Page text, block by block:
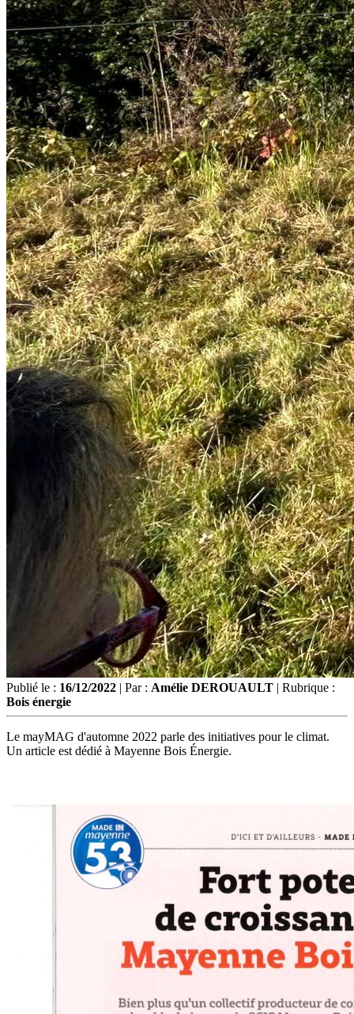
Publié le : 16/12/2022 | Par : Amélie DEROUAULT | Rubrique :
Bois énergie
Le mayMAG d'automne 2022 parle des initiatives pour le climat.
Un article est dédié à Mayenne Bois Énergie.